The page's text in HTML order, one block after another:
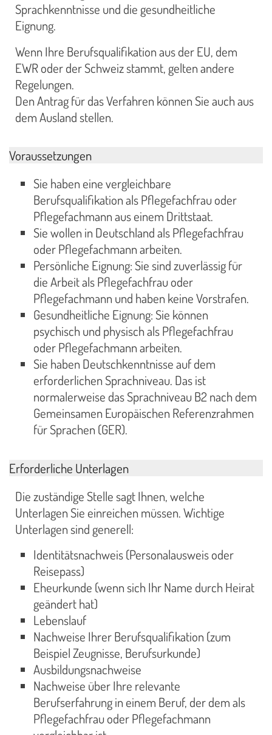
Sprachkenntnisse und die gesundheitliche
Eignung.
Wenn Ihre Berufsqualifikation aus der EU, dem
EWR oder der Schweiz stammt, gelten andere
Regelungen.
Den Antrag für das Verfahren können Sie auch aus
dem Ausland stellen.
Voraussetzungen
Sie haben eine vergleichbare
Berufsqualifikation als Pflegefachfrau oder
Pflegefachmann aus einem Drittstaat.
Sie wollen in Deutschland als Pflegefachfrau
oder Pflegefachmann arbeiten.
Persönliche Eignung: Sie sind zuverlässig für
die Arbeit als Pflegefachfrau oder
Pflegefachmann und haben keine Vorstrafen.
Gesundheitliche Eignung: Sie können
psychisch und physisch als Pflegefachfrau
oder Pflegefachmann arbeiten.
Sie haben Deutschkenntnisse auf dem
erforderlichen Sprachniveau. Das ist
normalerweise das Sprachniveau B2 nach dem
Gemeinsamen Europäischen Referenzrahmen
für Sprachen (GER).
Erforderliche Unterlagen
Die zuständige Stelle sagt Ihnen, welche
Unterlagen Sie einreichen müssen. Wichtige
Unterlagen sind generell:
Identitätsnachweis (Personalausweis oder
Reisepass)
Eheurkunde (wenn sich Ihr Name durch Heirat
geändert hat)
Lebenslauf
Nachweise Ihrer Berufsqualifikation (zum
Beispiel Zeugnisse, Berufsurkunde)
Ausbildungsnachweise
Nachweise über Ihre relevante
Berufserfahrung in einem Beruf, der dem als
Pflegefachfrau oder Pflegefachmann